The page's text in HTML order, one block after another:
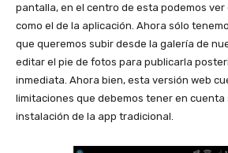
pantalla, en el centro de esta podemos ver
como el de la aplicación. Ahora sólo
que queremos subir desde la galería de
editar el pie de fotos para publicarla
inmediata. Ahora bien, esta versión web
limitaciones que debemos tener en cuenta
instalación de la app tradicional.